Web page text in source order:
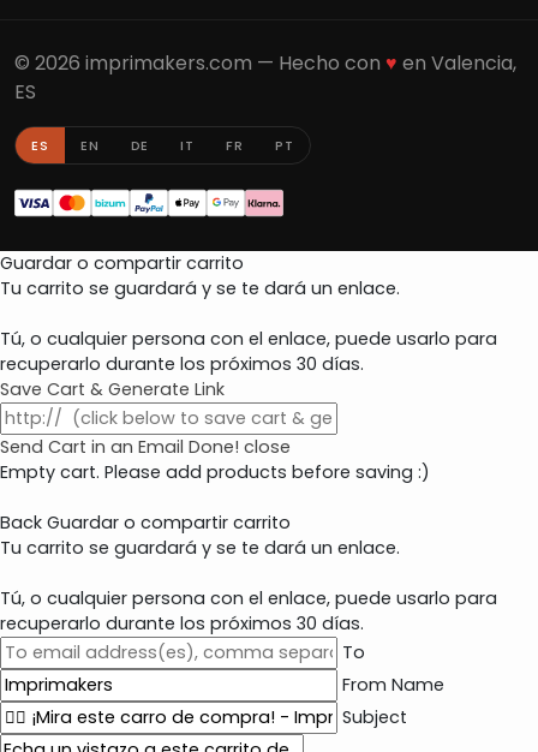
© 2026 imprimakers.com — Hecho con ♥ en Valencia,
ES
ES EN DE IT FR PT
Guardar o compartir carrito
Tu carrito se guardará y se te dará un enlace.
Tú, o cualquier persona con el enlace, puede usarlo para
recuperarlo durante los próximos 30 días.
Save Cart & Generate Link
Send Cart in an Email Done! close
Empty cart. Please add products before saving :)
Back Guardar o compartir carrito
Tu carrito se guardará y se te dará un enlace.
Tú, o cualquier persona con el enlace, puede usarlo para
recuperarlo durante los próximos 30 días.
To
From Name
Subject
E